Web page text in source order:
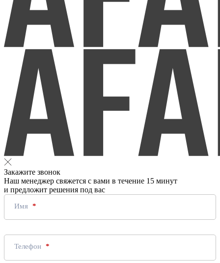
Закажите звонок
Наш менеджер свяжется с вами в течение 15 минут
и предложит решения под вас
Имя
Телефон